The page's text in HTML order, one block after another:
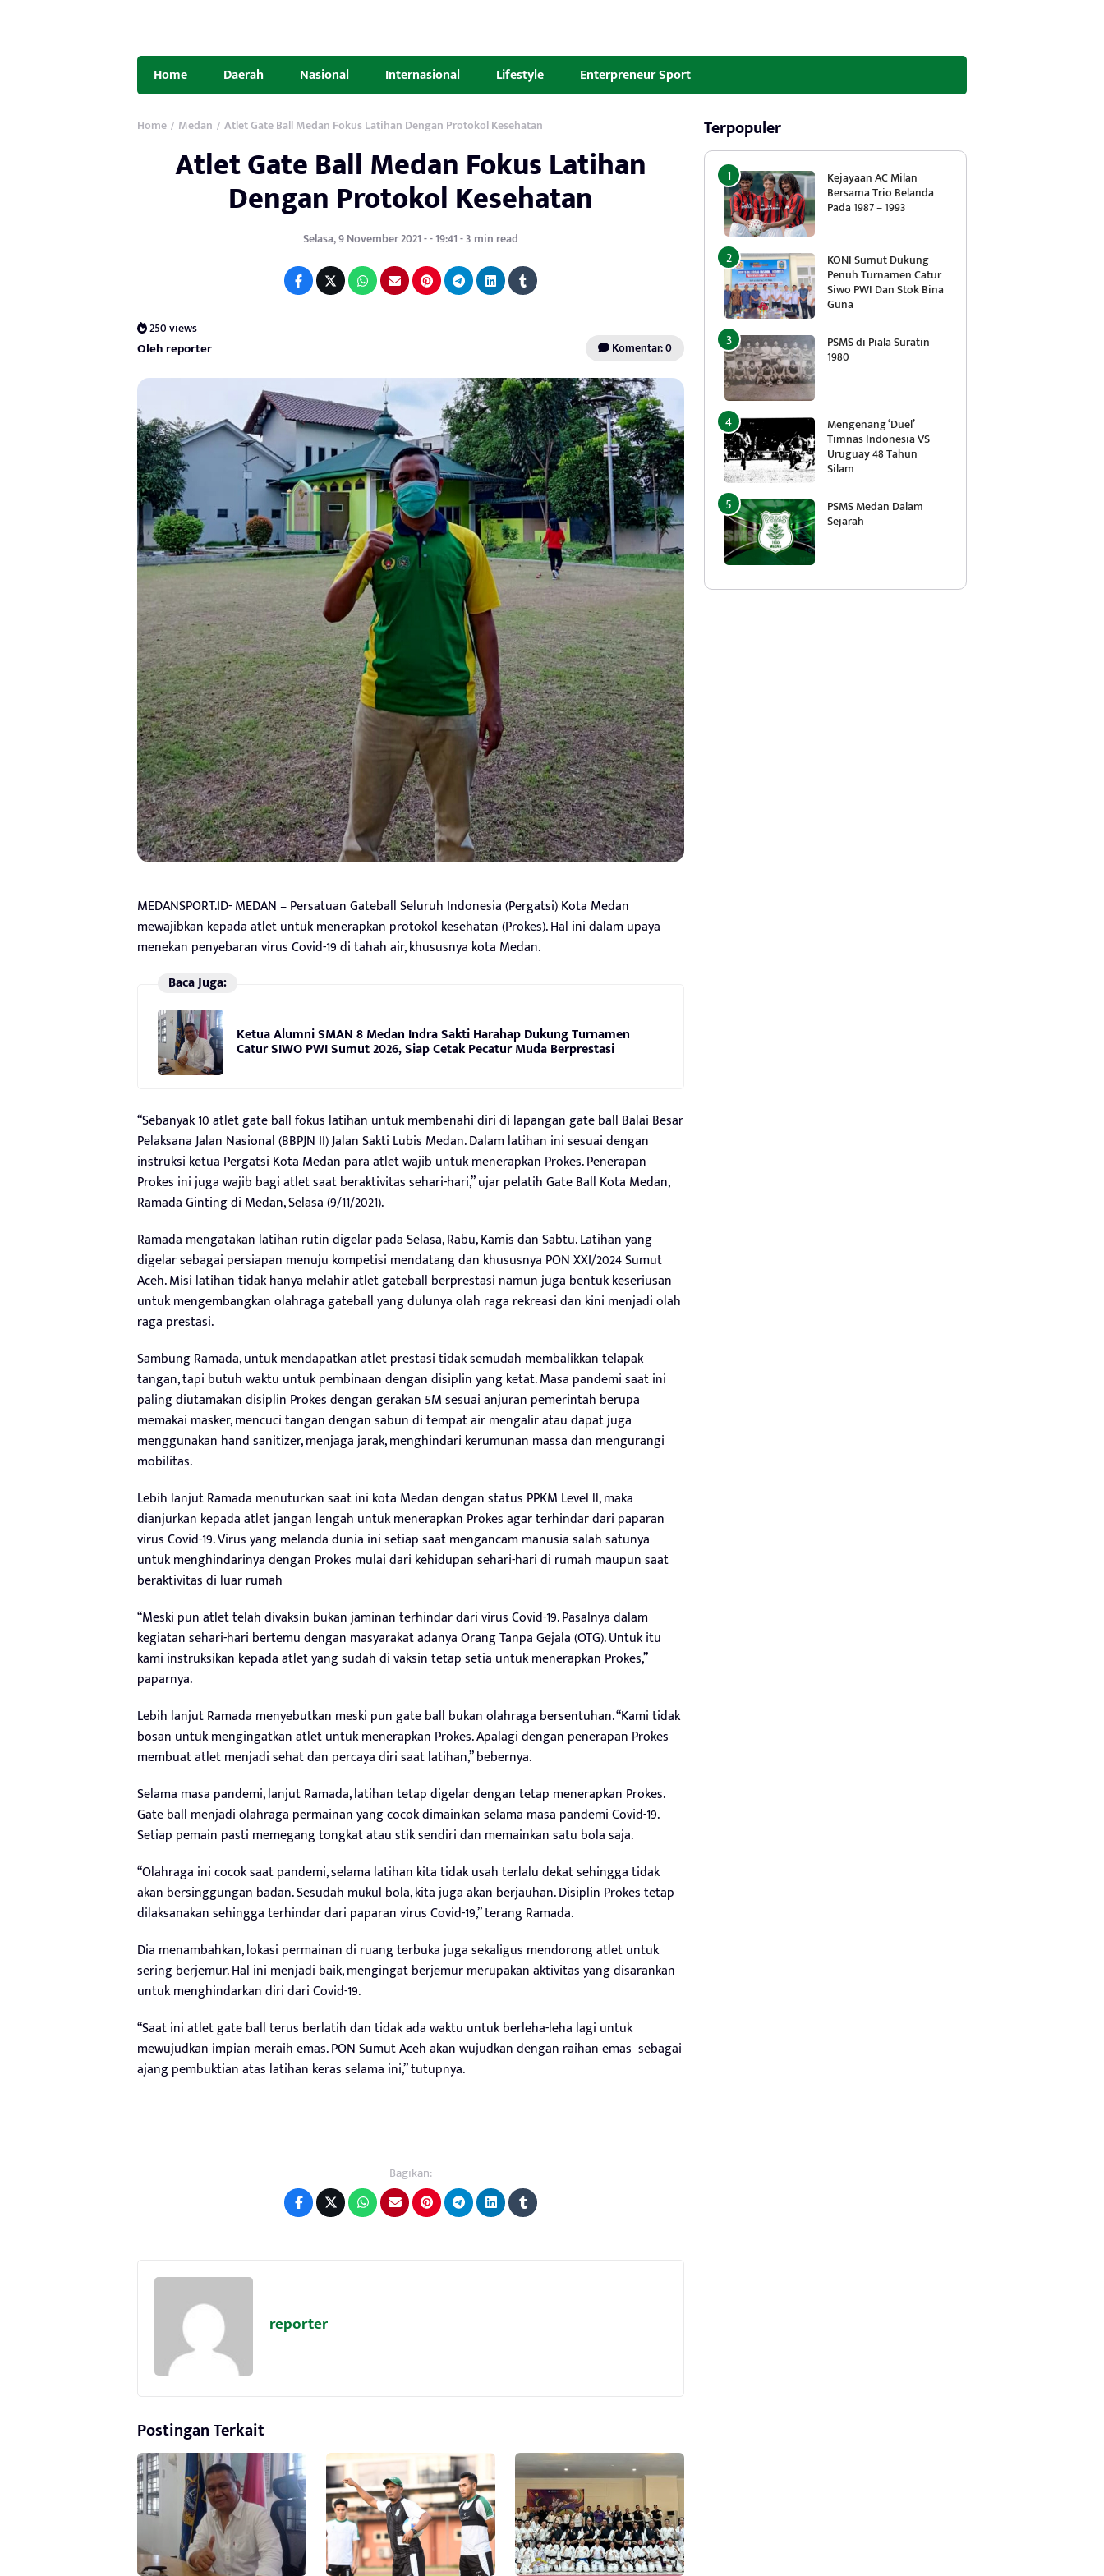
Home Daerah Nasional Internasional Lifestyle Enterpreneur Sport
Home / Medan / Atlet Gate Ball Medan Fokus Latihan Dengan Protokol Kesehatan
Atlet Gate Ball Medan Fokus Latihan
Dengan Protokol Kesehatan
Selasa, 9 November 2021 - - 19:41 - 3 min read
250 views
Oleh reporter Komentar: 0
MEDANSPORT.ID- MEDAN – Persatuan Gateball Seluruh Indonesia (Pergatsi) Kota Medan
mewajibkan kepada atlet untuk menerapkan protokol kesehatan (Prokes). Hal ini dalam upaya
menekan penyebaran virus Covid-19 di tahah air, khususnya kota Medan.
Baca Juga:
Ketua Alumni SMAN 8 Medan Indra Sakti Harahap Dukung Turnamen
Catur SIWO PWI Sumut 2026, Siap Cetak Pecatur Muda Berprestasi
“Sebanyak 10 atlet gate ball fokus latihan untuk membenahi diri di lapangan gate ball Balai Besar
Pelaksana Jalan Nasional (BBPJN II) Jalan Sakti Lubis Medan. Dalam latihan ini sesuai dengan
instruksi ketua Pergatsi Kota Medan para atlet wajib untuk menerapkan Prokes. Penerapan
Prokes ini juga wajib bagi atlet saat beraktivitas sehari-hari,” ujar pelatih Gate Ball Kota Medan,
Ramada Ginting di Medan, Selasa (9/11/2021).
Ramada mengatakan latihan rutin digelar pada Selasa, Rabu, Kamis dan Sabtu. Latihan yang
digelar sebagai persiapan menuju kompetisi mendatang dan khususnya PON XXI/2024 Sumut
Aceh. Misi latihan tidak hanya melahir atlet gateball berprestasi namun juga bentuk keseriusan
untuk mengembangkan olahraga gateball yang dulunya olah raga rekreasi dan kini menjadi olah
raga prestasi.
Sambung Ramada, untuk mendapatkan atlet prestasi tidak semudah membalikkan telapak
tangan, tapi butuh waktu untuk pembinaan dengan disiplin yang ketat. Masa pandemi saat ini
paling diutamakan disiplin Prokes dengan gerakan 5M sesuai anjuran pemerintah berupa
memakai masker, mencuci tangan dengan sabun di tempat air mengalir atau dapat juga
menggunakan hand sanitizer, menjaga jarak, menghindari kerumunan massa dan mengurangi
mobilitas.
Lebih lanjut Ramada menuturkan saat ini kota Medan dengan status PPKM Level ll, maka
dianjurkan kepada atlet jangan lengah untuk menerapkan Prokes agar terhindar dari paparan
virus Covid-19. Virus yang melanda dunia ini setiap saat mengancam manusia salah satunya
untuk menghindarinya dengan Prokes mulai dari kehidupan sehari-hari di rumah maupun saat
beraktivitas di luar rumah
“Meski pun atlet telah divaksin bukan jaminan terhindar dari virus Covid-19. Pasalnya dalam
kegiatan sehari-hari bertemu dengan masyarakat adanya Orang Tanpa Gejala (OTG). Untuk itu
kami instruksikan kepada atlet yang sudah di vaksin tetap setia untuk menerapkan Prokes,”
paparnya.
Lebih lanjut Ramada menyebutkan meski pun gate ball bukan olahraga bersentuhan. “Kami tidak
bosan untuk mengingatkan atlet untuk menerapkan Prokes. Apalagi dengan penerapan Prokes
membuat atlet menjadi sehat dan percaya diri saat latihan,” bebernya.
Selama masa pandemi, lanjut Ramada, latihan tetap digelar dengan tetap menerapkan Prokes.
Gate ball menjadi olahraga permainan yang cocok dimainkan selama masa pandemi Covid-19.
Setiap pemain pasti memegang tongkat atau stik sendiri dan memainkan satu bola saja.
“Olahraga ini cocok saat pandemi, selama latihan kita tidak usah terlalu dekat sehingga tidak
akan bersinggungan badan. Sesudah mukul bola, kita juga akan berjauhan. Disiplin Prokes tetap
dilaksanakan sehingga terhindar dari paparan virus Covid-19,” terang Ramada.
Dia menambahkan, lokasi permainan di ruang terbuka juga sekaligus mendorong atlet untuk
sering berjemur. Hal ini menjadi baik, mengingat berjemur merupakan aktivitas yang disarankan
untuk menghindarkan diri dari Covid-19.
“Saat ini atlet gate ball terus berlatih dan tidak ada waktu untuk berleha-leha lagi untuk
mewujudkan impian meraih emas. PON Sumut Aceh akan wujudkan dengan raihan emas sebagai
ajang pembuktian atas latihan keras selama ini,” tutupnya.
Bagikan:
reporter
Postingan Terkait
Terpopuler
Kejayaan AC Milan
Bersama Trio Belanda
Pada 1987 – 1993
KONI Sumut Dukung
Penuh Turnamen Catur
Siwo PWI Dan Stok Bina
Guna
PSMS di Piala Suratin
1980
Mengenang ‘Duel’
Timnas Indonesia VS
Uruguay 48 Tahun
Silam
PSMS Medan Dalam
Sejarah